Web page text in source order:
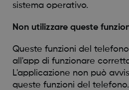
sistema operativo.
Non utilizzare queste
Queste funzioni del
all'app di funzionare
L'applicazione non può
queste funzioni del telefono.